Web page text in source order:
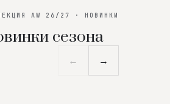
AW 26/27 · НОВИНКИ
сезона
← →